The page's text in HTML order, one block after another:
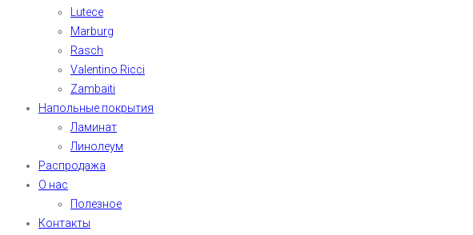
Lutece
Marburg
Rasch
Valentino Ricci
Zambaiti
Напольные покрытия
Ламинат
Линолеум
Распродажа
О нас
Полезное
Контакты